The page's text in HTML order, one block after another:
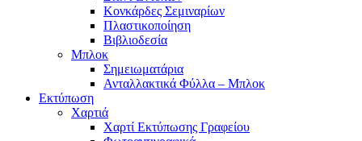
Κονκάρδες Σεμιναρίων
Πλαστικοποίηση
Βιβλιοδεσία
Μπλοκ
Σημειωματάρια
Ανταλλακτικά Φύλλα – Μπλοκ
Εκτύπωση
Χαρτιά
Χαρτί Εκτύπωσης Γραφείου